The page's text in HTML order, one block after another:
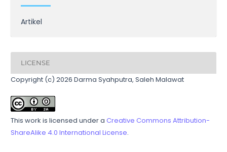
Artikel
LICENSE
Copyright (c) 2026 Darma Syahputra, Saleh Malawat
This work is licensed under a Creative Commons Attribution-
ShareAlike 4.0 International License.